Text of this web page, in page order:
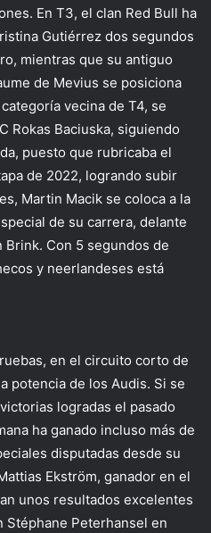
En T3, el clan Red Bull ha
Gutiérrez dos segundos
mientras que su antiguo
de Mevius se posiciona
vecina de T4, se
Rokas Baciuska, siguiendo
puesto que rubricaba el
de 2022, logrando subir
Martin Macik se coloca a la
de su carrera, delante
Con 5 segundos de
y neerlandeses está
en el circuito corto de
potencia de los Audis. Si se
logradas el pasado
ha ganado incluso más de
disputadas desde su
Ekström, ganador en el
unos resultados excelentes
Stéphane Peterhansel en